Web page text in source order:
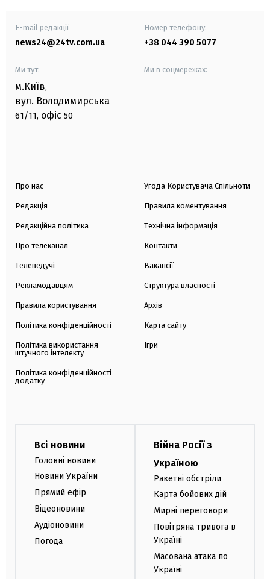
E-mail редакції
news24@24tv.com.ua
Номер телефону:
+38 044 390 5077
Ми тут:
м.Київ,
вул. Володимирська
61/11, офіс 50
Ми в соцмережах:
Про нас
Редакція
Редакційна політика
Про телеканал
Телеведучі
Рекламодавцям
Правила користування
Політика конфіденційності
Політика використання
штучного інтелекту
Політика конфіденційності
додатку
Угода Користувача Спільноти
Правила коментування
Технічна інформація
Контакти
Вакансії
Структура власності
Архів
Карта сайту
Ігри
Всі новини
Головні новини
Новини України
Прямий ефір
Відеоновини
Аудіоновини
Погода
Війна Росії з
Україною
Ракетні обстріли
Карта бойових дій
Мирні переговори
Повітряна тривога в
Україні
Масована атака по
Україні